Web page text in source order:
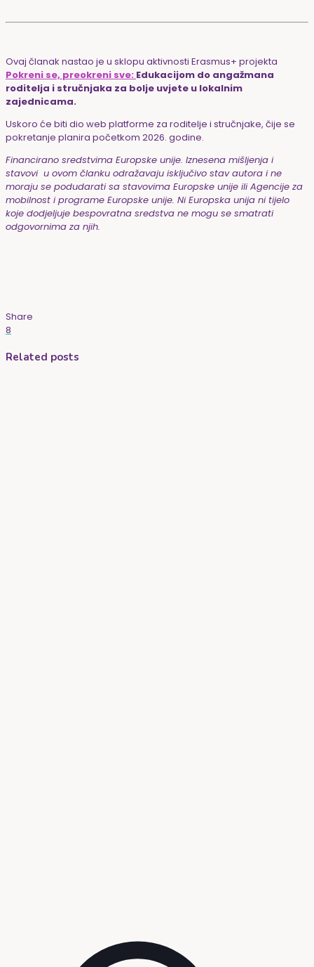
Ovaj članak nastao je u sklopu aktivnosti Erasmus+ projekta
Pokreni se, preokreni sve: Edukacijom do angažmana
roditelja i stručnjaka za bolje uvjete u lokalnim
zajednicama.
Uskoro će biti dio web platforme za roditelje i stručnjake, čije se
pokretanje planira početkom 2026. godine.
Financirano sredstvima Europske unije. Iznesena mišljenja i
stavovi u ovom članku odražavaju isključivo stav autora i ne
moraju se podudarati sa stavovima Europske unije ili Agencije za
mobilnost i programe Europske unije. Ni Europska unija ni tijelo
koje dodjeljuje bespovratna sredstva ne mogu se smatrati
odgovornima za njih.
Share
8
Related posts